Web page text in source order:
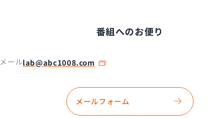
番組へのお便り
メールlab@abc1008.com
メールフォーム